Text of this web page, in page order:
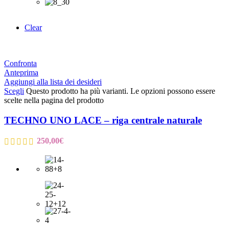
Clear
Confronta
Anteprima
Aggiungi alla lista dei desideri
Scegli Questo prodotto ha più varianti. Le opzioni possono essere
scelte nella pagina del prodotto
TECHNO UNO LACE – riga centrale naturale
250,00€